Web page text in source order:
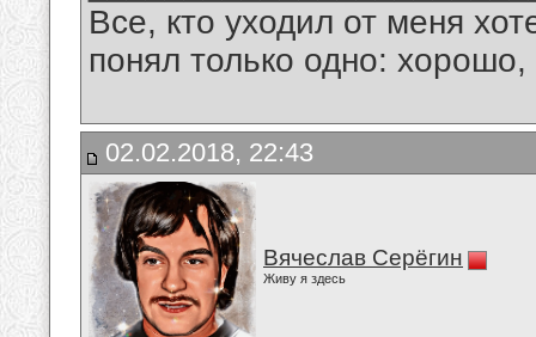
Все, кто уходил от меня
понял только одно:
02.02.2018, 22:43
Вячеслав Серёгин
Живу я здесь